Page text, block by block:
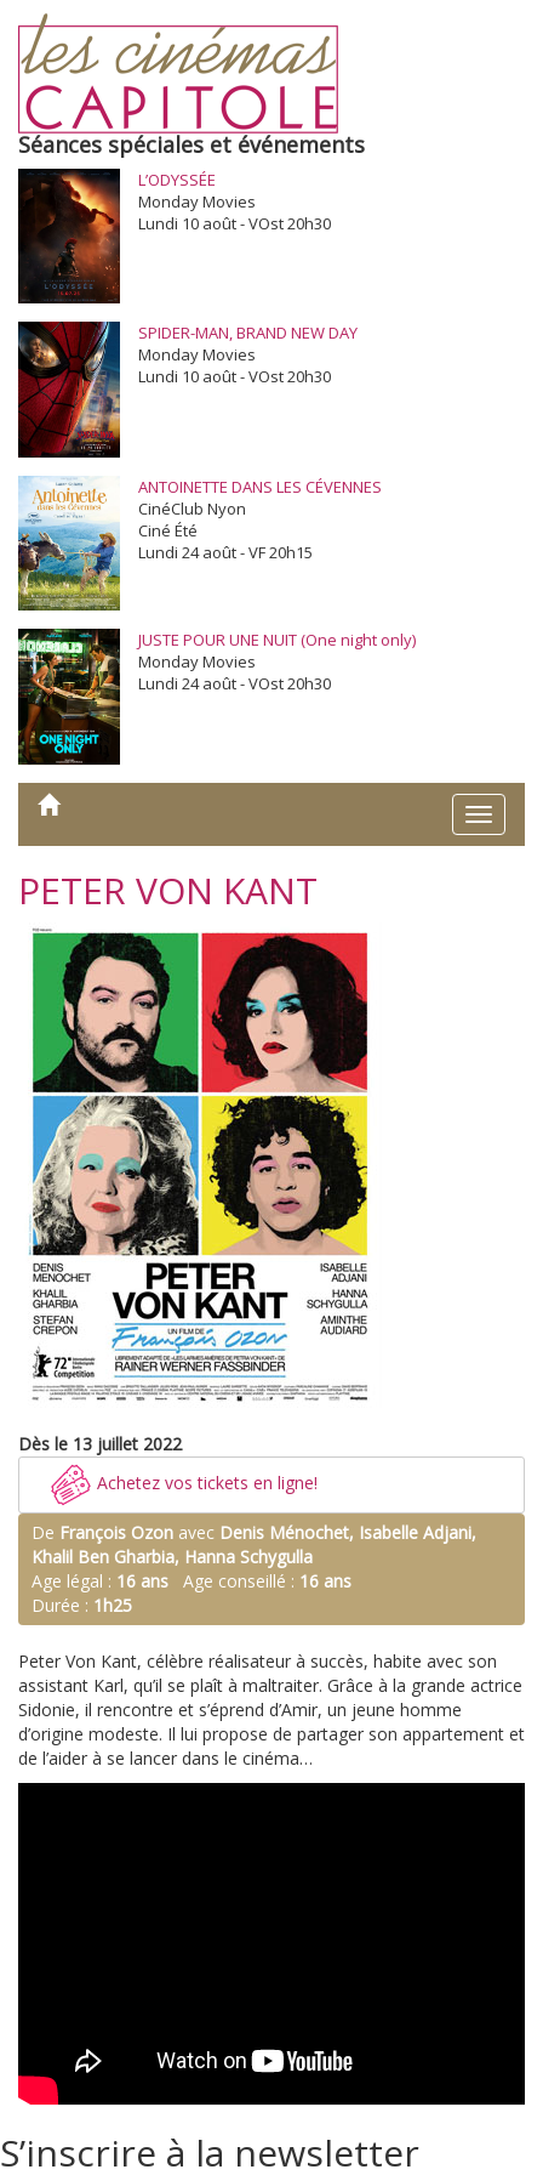
Séances spéciales et événements
L’ODYSSÉE
Monday Movies
Lundi 10 août - VOst 20h30
SPIDER-MAN, BRAND NEW DAY
Monday Movies
Lundi 10 août - VOst 20h30
ANTOINETTE DANS LES CÉVENNES
CinéClub Nyon
Ciné Été
Lundi 24 août - VF 20h15
JUSTE POUR UNE NUIT (One night only)
Monday Movies
Lundi 24 août - VOst 20h30
Toggle
PETER VON KANT
Dès le 13 juillet 2022
Achetez vos tickets en ligne!
De François Ozon avec Denis Ménochet, Isabelle Adjani,
Khalil Ben Gharbia, Hanna Schygulla
Age légal : 16 ans Age conseillé : 16 ans
Durée : 1h25
Peter Von Kant, célèbre réalisateur à succès, habite avec son
assistant Karl, qu’il se plaît à maltraiter. Grâce à la grande actrice
Sidonie, il rencontre et s’éprend d’Amir, un jeune homme
d’origine modeste. Il lui propose de partager son appartement et
de l’aider à se lancer dans le cinéma…
S’inscrire à la newsletter